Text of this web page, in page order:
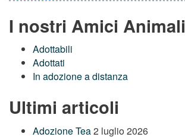
I nostri Amici Animali
Adottabili
Adottati
In adozione a distanza
Ultimi articoli
Adozione Tea2 luglio 2026